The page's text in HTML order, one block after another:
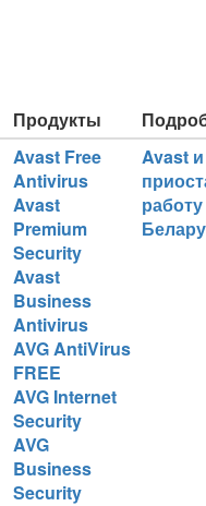
Продукты
Avast Free
Antivirus
Avast
Premium
Security
Avast
Business
Antivirus
AVG AntiVirus
FREE
AVG Internet
Security
AVG
Business
Security
Avast